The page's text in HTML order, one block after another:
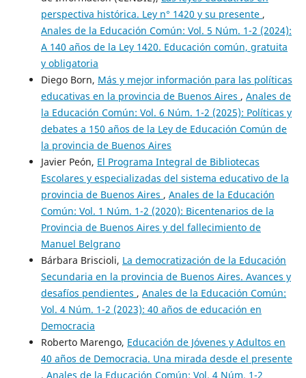
perspectiva histórica. Ley n° 1420 y su presente ,
Anales de la Educación Común: Vol. 5 Núm. 1-2 (2024):
A 140 años de la Ley 1420. Educación común, gratuita
y obligatoria
Diego Born, Más y mejor información para las políticas
educativas en la provincia de Buenos Aires , Anales de
la Educación Común: Vol. 6 Núm. 1-2 (2025): Políticas y
debates a 150 años de la Ley de Educación Común de
la provincia de Buenos Aires
Javier Peón, El Programa Integral de Bibliotecas
Escolares y especializadas del sistema educativo de la
provincia de Buenos Aires , Anales de la Educación
Común: Vol. 1 Núm. 1-2 (2020): Bicentenarios de la
Provincia de Buenos Aires y del fallecimiento de
Manuel Belgrano
Bárbara Briscioli, La democratización de la Educación
Secundaria en la provincia de Buenos Aires. Avances y
desafíos pendientes , Anales de la Educación Común:
Vol. 4 Núm. 1-2 (2023): 40 años de educación en
Democracia
Roberto Marengo, Educación de Jóvenes y Adultos en
40 años de Democracia. Una mirada desde el presente
, Anales de la Educación Común: Vol. 4 Núm. 1-2